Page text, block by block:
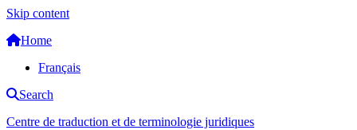
Skip content
Home
Français
Search
Centre de traduction et de terminologie juridiques